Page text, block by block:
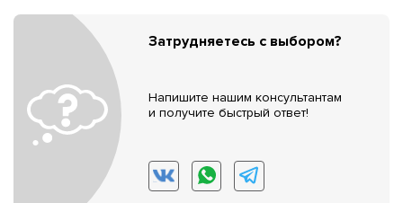
Затрудняетесь с выбором?
Напишите нашим консультантам
и получите быстрый ответ!